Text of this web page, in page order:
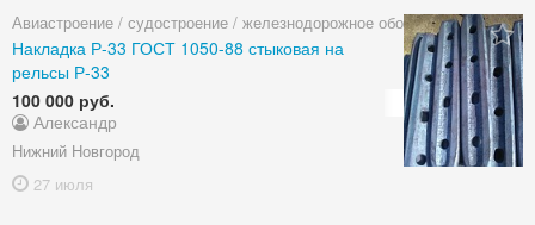
Авиастроение / судостроение / железнодорожное оборудование
Накладка Р-33 ГОСТ 1050-88 стыковая на
рельсы Р-33
100 000 руб.
Александр
Нижний Новгород
27 июля